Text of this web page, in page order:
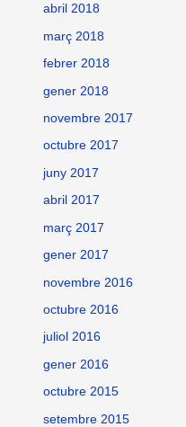
abril 2018
març 2018
febrer 2018
gener 2018
novembre 2017
octubre 2017
juny 2017
abril 2017
març 2017
gener 2017
novembre 2016
octubre 2016
juliol 2016
gener 2016
octubre 2015
setembre 2015